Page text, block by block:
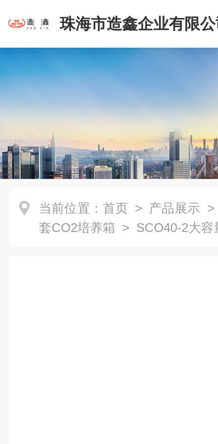
珠海市造鑫企业有限
当前位置： 首页 > 产品展示
套CO2培养箱 > SCO40-2大容